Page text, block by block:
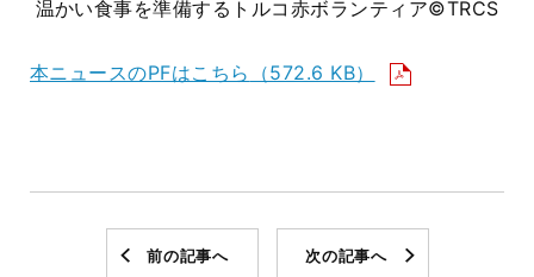
温かい食事を準備するトルコ赤ボランティア©TRCS
本ニュースのPFはこちら （572.6 KB）
前の記事へ 次の記事へ